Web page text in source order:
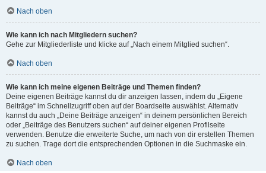
Nach oben
Wie kann ich nach Mitgliedern suchen?
Gehe zur Mitgliederliste und klicke auf „Nach einem Mitglied suchen“.
Nach oben
Wie kann ich meine eigenen Beiträge und Themen finden?
Deine eigenen Beiträge kannst du dir anzeigen lassen, indem du „Eigene
Beiträge“ im Schnellzugriff oben auf der Boardseite auswählst. Alternativ
kannst du auch „Deine Beiträge anzeigen“ in deinem persönlichen Bereich
oder „Beiträge des Benutzers suchen“ auf deiner eigenen Profilseite
verwenden. Benutze die erweiterte Suche, um nach von dir erstellen Themen
zu suchen. Trage dort die entsprechenden Optionen in die Suchmaske ein.
Nach oben